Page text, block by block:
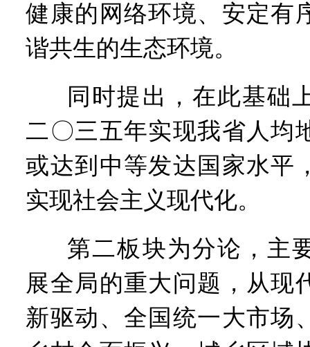
健康的网络环境、安定有
谐共生的生态环境。
同时提出，在此基础
二〇三五年实现我省人均
或达到中等发达国家水平
实现社会主义现代化。
第二板块为分论，主
展全局的重大问题，从现
新驱动、全国统一大市场